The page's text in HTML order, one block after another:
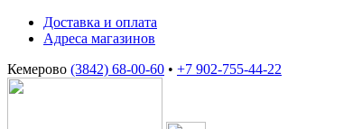
Доставка и оплата
Адреса магазинов
Кемерово (3842) 68-00-60 • +7 902-755-44-22